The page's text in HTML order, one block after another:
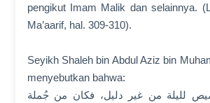
pengikut Imam Malik dan selainnya.
Ma’aarif, hal. 309-310).
Seyikh Shaleh bin Abdul Aziz bin
menyebutkan bahwa:
لليلة من غير دليل، فكان من جُملة